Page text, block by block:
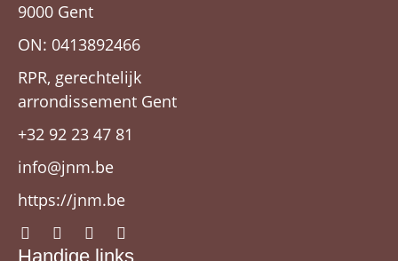
9000 Gent
ON: 0413892466
RPR, gerechtelijk
arrondissement Gent
+32 92 23 47 81
info@jnm.be
https://jnm.be
Handige links